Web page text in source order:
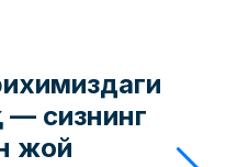
— сизнинг
жой